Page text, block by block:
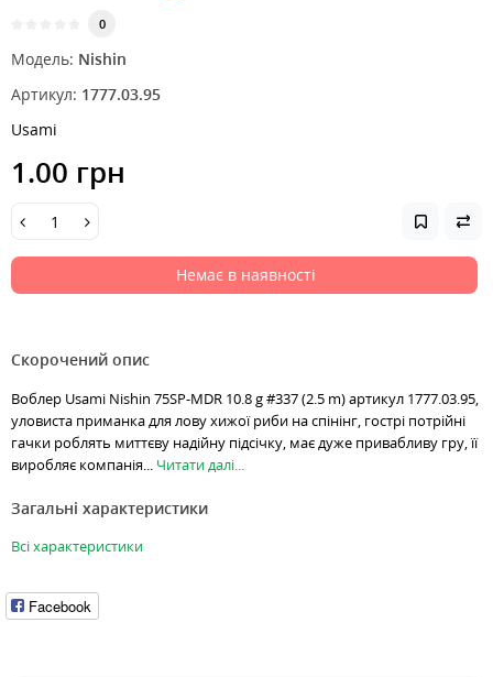
0
Модель: Nishin
Артикул: 1777.03.95
Usami
1.00 грн
Немає в наявності
Скорочений опис
Воблер Usami Nishin 75SP-MDR 10.8 g #337 (2.5 m) артикул 1777.03.95,
уловиста приманка для лову хижої риби на спінінг, гострі потрійні
гачки роблять миттєву надійну підсічку, має дуже привабливу гру, її
виробляє компанія... Читати далі...
Загальні характеристики
Всі характеристики
Facebook